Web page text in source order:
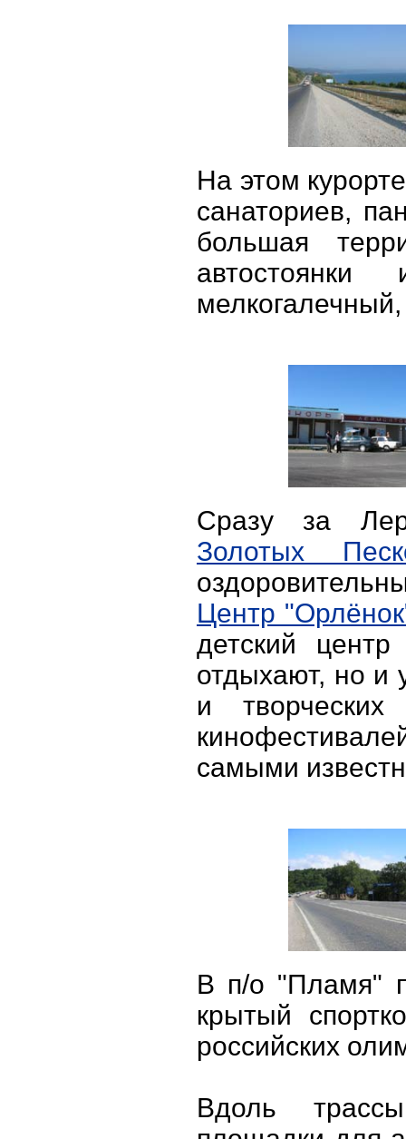
На этом
санаториев,
большая
Сразу за
Золотых
Центр
детский
отдыхают, но и
и
самыми
В п/о "Пламя"
крытый
российских
Вдоль